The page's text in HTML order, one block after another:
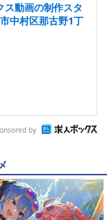
ス動画の制作スタ
中村区那古野1丁
by